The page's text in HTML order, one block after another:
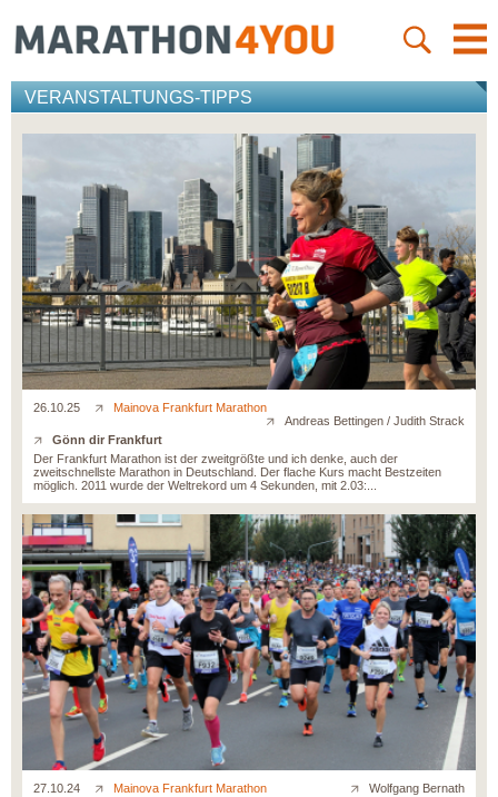
VERANSTALTUNGS-TIPPS
26.10.25
Mainova Frankfurt Marathon
Andreas Bettingen / Judith Strack
Gönn dir Frankfurt
Der Frankfurt Marathon ist der zweitgrößte und ich denke, auch der
zweitschnellste Marathon in Deutschland. Der flache Kurs macht Bestzeiten
möglich. 2011 wurde der Weltrekord um 4 Sekunden, mit 2.03:...
27.10.24 Mainova Frankfurt Marathon
Wolfgang Bernath